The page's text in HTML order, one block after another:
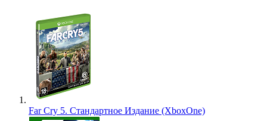
Far Cry 5. Стандартное Издание (XboxOne)